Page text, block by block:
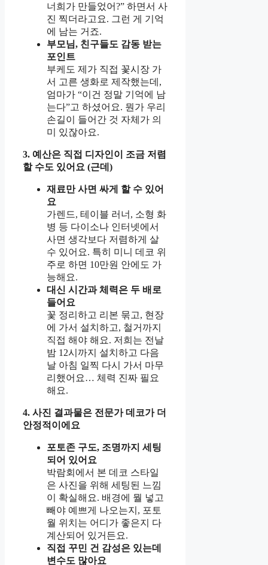
너희가 만들었어?” 하면서 사
진 찍더라고요. 그런 게 기억
에 남는 거죠.
부모님, 친구들도 감동 받는
포인트
부케도 제가 직접 꽃시장 가
서 고른 생화로 제작했는데,
엄마가 “이건 정말 기억에 남
는다”고 하셨어요. 뭔가 우리
손길이 들어간 것 자체가 의
미 있잖아요.
3. 예산은 직접 디자인이 조금 저렴
할 수도 있어요 (근데)
재료만 사면 싸게 할 수 있어
요
가렌드, 테이블 러너, 소형 화
병 등 다이소나 인터넷에서
사면 생각보다 저렴하게 살
수 있어요. 특히 미니 데코 위
주로 하면 10만원 안에도 가
능해요.
대신 시간과 체력은 두 배로
들어요
꽃 정리하고 리본 묶고, 현장
에 가서 설치하고, 철거까지
직접 해야 해요. 저희는 전날
밤 12시까지 설치하고 다음
날 아침 일찍 다시 가서 마무
리했어요… 체력 진짜 필요
해요.
4. 사진 결과물은 전문가 데코가 더
안정적이에요
포토존 구도, 조명까지 세팅
되어 있어요
박람회에서 본 데코 스타일
은 사진을 위해 세팅된 느낌
이 확실해요. 배경에 뭘 넣고
빼야 예쁘게 나오는지, 포토
월 위치는 어디가 좋은지 다
계산되어 있거든요.
직접 꾸민 건 감성은 있는데
변수도 많아요